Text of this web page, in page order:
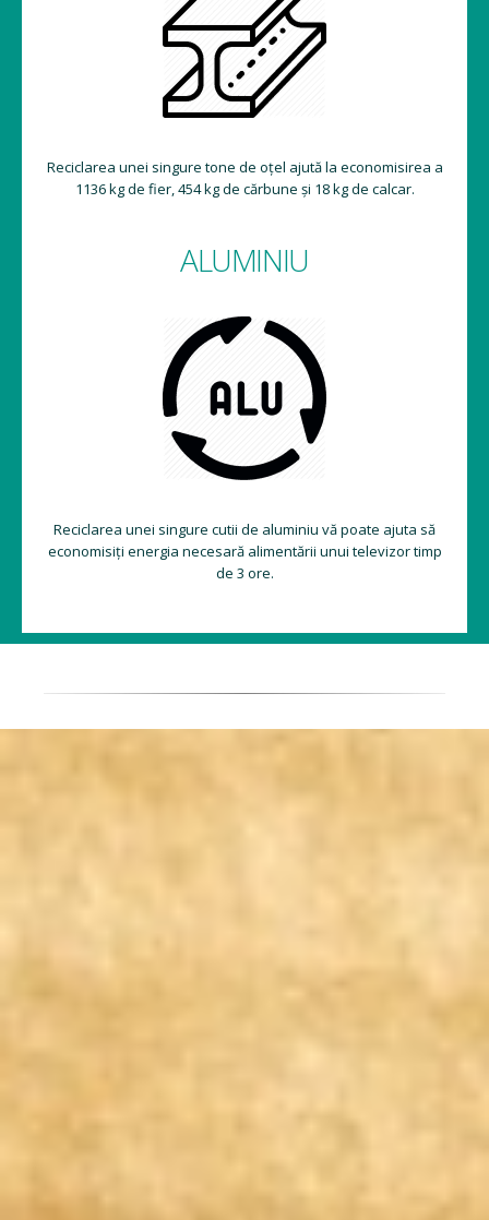
Reciclarea unei singure tone de oțel ajută la economisirea a
1136 kg de fier, 454 kg de cărbune și 18 kg de calcar.
ALUMINIU
Reciclarea unei singure cutii de aluminiu vă poate ajuta să
economisiți energia necesară alimentării unui televizor timp
de 3 ore.